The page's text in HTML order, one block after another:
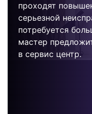
проходят
серьезной
потребуется
мастер
в сервис центр.